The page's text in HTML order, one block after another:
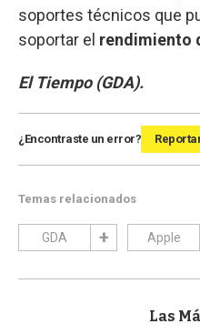
soportes técnicos que
soportar el rendimiento
El Tiempo (GDA).
¿Encontraste un error?
Temas relacionados
GDA Apple
Las